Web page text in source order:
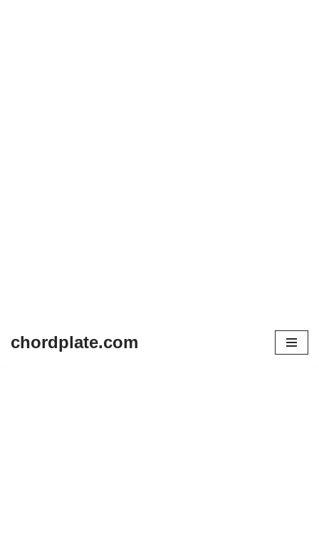
chordplate.com